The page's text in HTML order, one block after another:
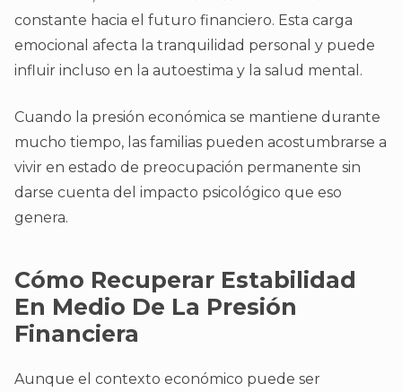
constante hacia el futuro financiero. Esta carga
emocional afecta la tranquilidad personal y puede
influir incluso en la autoestima y la salud mental.
Cuando la presión económica se mantiene durante
mucho tiempo, las familias pueden acostumbrarse a
vivir en estado de preocupación permanente sin
darse cuenta del impacto psicológico que eso
genera.
Cómo Recuperar Estabilidad
En Medio De La Presión
Financiera
Aunque el contexto económico puede ser